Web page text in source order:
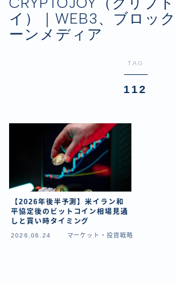
イ）｜WEB3、ブロッ
ーンメディア
MENU
TAG
112
【2026年後半予測】米イラン和
平協定後のビットコイン相場見通
しと買い時タイミング
2026.06.24 マーケット・投資戦略